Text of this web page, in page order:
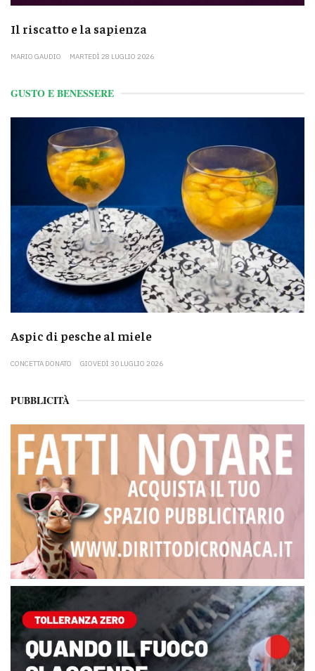
Il riscatto e la sapienza
MARIO GAUDIO MARTEDÌ 28 LUGLIO 2026
GUSTO E BENESSERE
Aspic di pesche al miele
CONCETTA DONATO GIOVEDÌ 30 LUGLIO 2026
PUBBLICITÀ